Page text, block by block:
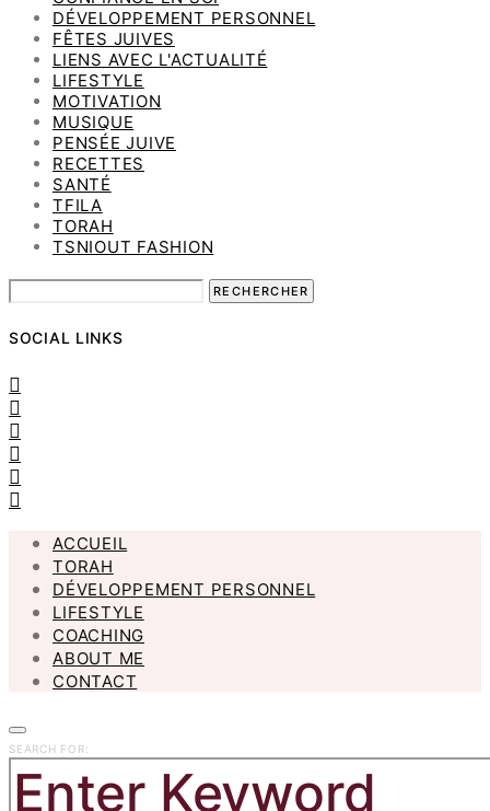
DÉVELOPPEMENT PERSONNEL
FÊTES JUIVES
LIENS AVEC L'ACTUALITÉ
LIFESTYLE
MOTIVATION
MUSIQUE
PENSÉE JUIVE
RECETTES
SANTÉ
TFILA
TORAH
TSNIOUT FASHION
SOCIAL LINKS
ACCUEIL
TORAH
DÉVELOPPEMENT PERSONNEL
LIFESTYLE
COACHING
ABOUT ME
CONTACT
SEARCH FOR: